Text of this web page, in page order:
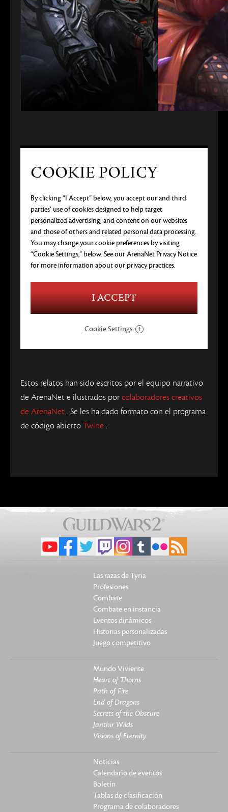
Estos relatos han sido escritos por el equipo narrativo
de ArenaNet e ilustrados porcolaboradores creativos
de ArenaNet. Se les ha dado formato con el programa
de código abiertoTwine .
Las razas de Tyria
Profesiones
Combate
Combate en instancia
Eventos dinámicos
Historias personalizadas
Juego competitivo
Mundo Viviente
Heart of Thorns
Path of Fire
End of Dragons
Secrets of the Obscure
Janthir Wilds
Visions of Eternity
Noticias
Calendario de eventos
Boletín
Tablas de clasificación
Programa de colaboradores